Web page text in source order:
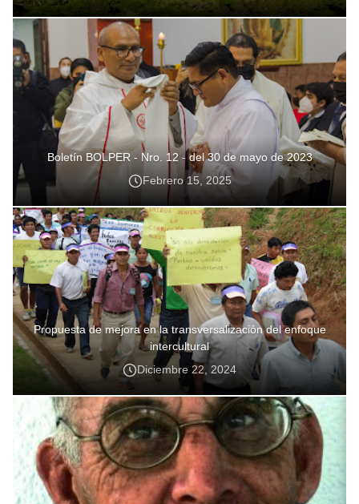
Boletín BOLPER - Nro. 12 - del 30 de mayo de 2023
Febrero 15, 2025
Propuesta de mejora en la transversalización del enfoque
intercultural
Diciembre 22, 2024